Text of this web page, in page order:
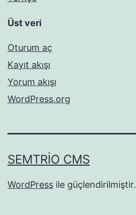
Üst veri
Oturum aç
Kayıt akışı
Yorum akışı
WordPress.org
SEMTRIO CMS
WordPress ile güçlendirilmiştir.